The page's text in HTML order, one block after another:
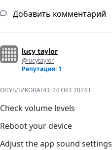
Добавить комментарий
lucy taylor
@lucytaylor
Репутация: 1
ОПУБЛИКОВАНО:24 ОКТ 2024 Г.
Check volume levels
Reboot your device
Adjust the app sound settings